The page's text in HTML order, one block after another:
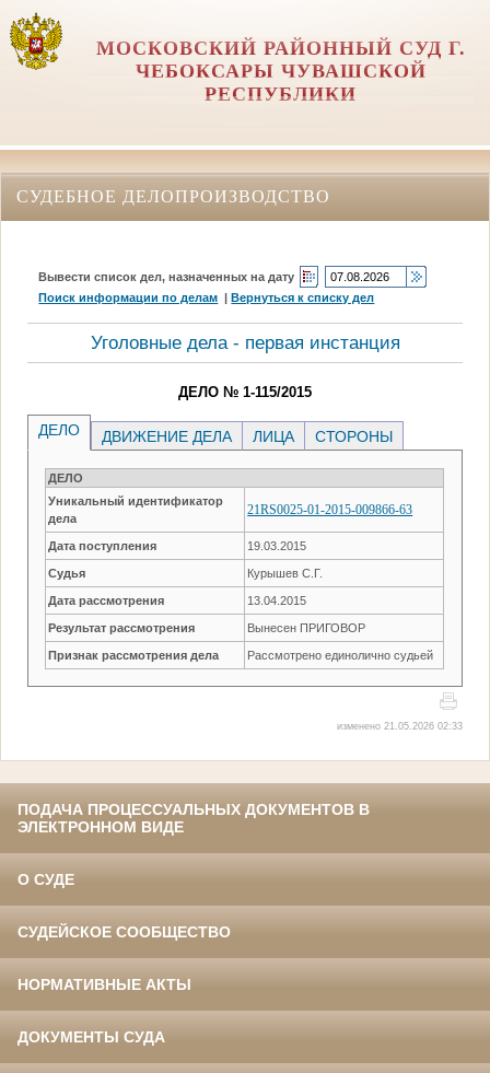
МОСКОВСКИЙ РАЙОННЫЙ СУД Г.
ЧЕБОКСАРЫ ЧУВАШСКОЙ
РЕСПУБЛИКИ
СУДЕБНОЕ ДЕЛОПРОИЗВОДСТВО
Вывести список дел, назначенных на дату
Поиск информации по делам |Вернуться к списку дел
Уголовные дела - первая инстанция
ДЕЛО № 1-115/2015
ДЕЛО ДВИЖЕНИЕ ДЕЛА ЛИЦА СТОРОНЫ
ДЕЛО
Уникальный идентификатор
дела
21RS0025-01-2015-009866-63
Дата поступления 19.03.2015
Судья Курышев С.Г.
Дата рассмотрения 13.04.2015
Результат рассмотрения Вынесен ПРИГОВОР
Признак рассмотрения дела Рассмотрено единолично судьей
изменено 21.05.2026 02:33
ПОДАЧА ПРОЦЕССУАЛЬНЫХ ДОКУМЕНТОВ В
ЭЛЕКТРОННОМ ВИДЕ
О СУДЕ
СУДЕЙСКОЕ СООБЩЕСТВО
НОРМАТИВНЫЕ АКТЫ
ДОКУМЕНТЫ СУДА